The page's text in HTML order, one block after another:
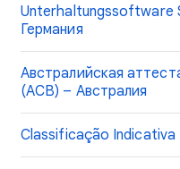
Unterhaltungssoftware
Германия
Австралийская
(ACB) – Австралия
Classificação Indicativa